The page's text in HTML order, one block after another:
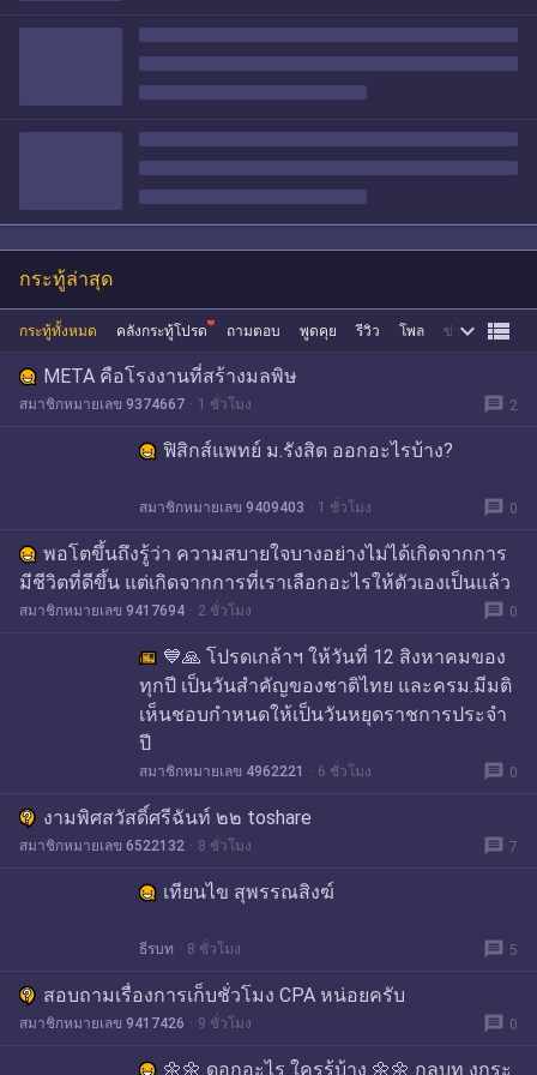
กระทู้ล่าสุด
กระทู้ทั้งหมด คลังกระทู้โปรด ถามตอบ พูดคุย รีวิว โพล ข่าว ซื้อขาย
 
META คือโรงงานที่สร้างมลพิษ
สมาชิกหมายเลข 9374667 1 ชั่วโมง message 2
ฟิสิกส์แพทย์ ม.รังสิต ออกอะไรบ้าง?
สมาชิกหมายเลข 9409403 1 ชั่วโมง message 0
พอโตขึ้นถึงรู้ว่า ความสบายใจบางอย่างไม่ได้เกิดจากการ
มีชีวิตที่ดีขึ้น แต่เกิดจากการที่เราเลือกอะไรให้ตัวเองเป็นแล้ว
สมาชิกหมายเลข 9417694 2 ชั่วโมง message 0
💙🙏 โปรดเกล้าฯ ให้วันที่ 12 สิงหาคมของ
ทุกปี เป็นวันสำคัญของชาติไทย และครม.มีมติ
เห็นชอบกำหนดให้เป็นวันหยุดราชการประจำ
ปี
สมาชิกหมายเลข 4962221 6 ชั่วโมง message 0
งามพิศสวัสดิ์ศรีฉันท์ ๒๒ toshare
สมาชิกหมายเลข 6522132 8 ชั่วโมง message 7
เทียนไข สุพรรณสิงฆ์
ธีรบท 8 ชั่วโมง message 5
สอบถามเรื่องการเก็บชั่วโมง CPA หน่อยครับ
สมาชิกหมายเลข 9417426 9 ชั่วโมง message 0
🌼🌼 ดอกอะไร ใครรู้บ้าง 🌼🌼 กลบท งูกระ